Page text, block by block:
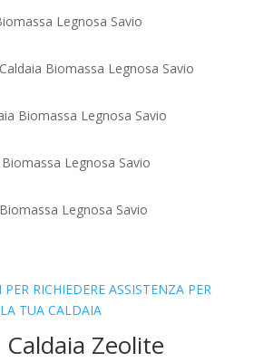
Legnosa Savio
Caldaia Biomassa Legnosa Savio
Biomassa Legnosa Savio
Biomassa Legnosa Savio
Legnosa Savio
RICHIEDERE ASSISTENZA PER
LA TUA CALDAIA
Zeolite